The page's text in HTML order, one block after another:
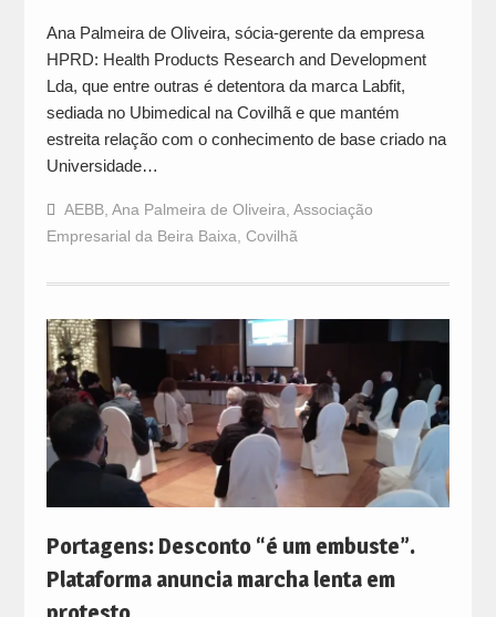
Ana Palmeira de Oliveira, sócia-gerente da empresa
HPRD: Health Products Research and Development
Lda, que entre outras é detentora da marca Labfit,
sediada no Ubimedical na Covilhã e que mantém
estreita relação com o conhecimento de base criado na
Universidade…
AEBB, Ana Palmeira de Oliveira Associação
Empresarial da Beira Baixa Covilhã
Portagens: Desconto “é um embuste”.
Plataforma anuncia marcha lenta em